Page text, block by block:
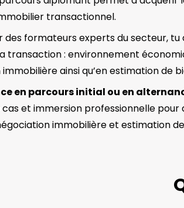
transactionnel.
formateurs experts du secteur,
transaction : environnement
ainsi qu’en estimation de
en parcours initial ou en
cas et immersion professionnelle
immobilière et estimation